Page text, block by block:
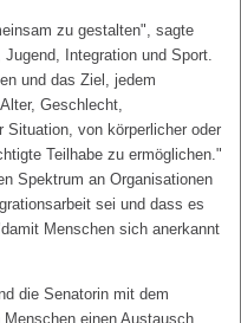
zu gestalten", sagte
Integration und Sport.
und das Ziel, jedem
Geschlecht,
Situation, von körperlicher oder
Teilhabe zu ermöglichen."
Spektrum an Organisationen
sei und dass es
Menschen sich anerkannt
die Senatorin mit dem
einen Austausch